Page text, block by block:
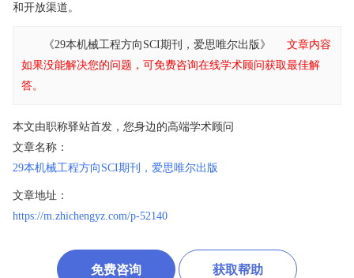
和开放渠道。
《29本机械工程方向SCI期刊，爱思唯尔出版》
文章内容
如果没能解决您的问题，可免费咨询在线学术顾问获取最佳解
答。
本文由职称驿站首发，您身边的高端学术顾问
文章名称：
29本机械工程方向SCI期刊，爱思唯尔出版
文章地址：
https://m.zhichengyz.com/p-52140
免费咨询 获取帮助